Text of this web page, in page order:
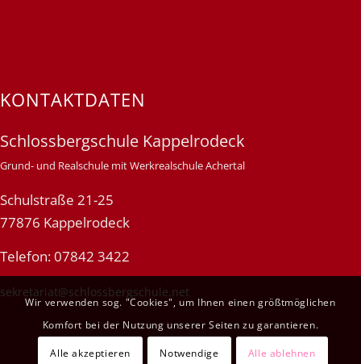
KONTAKTDATEN
Schlossbergschule Kappelrodeck
Grund- und Realschule mit Werkrealschule Achertal
Schulstraße 21-25
77876 Kappelrodeck
Telefon: 07842 3422
sekretariat@schlossbergschule.net
Wir verwenden sog. "Cookies", um Ihnen einen größtmöglichen
Komfort bei der Nutzung unserer Seiten zu garantieren.
Alle akzeptieren Notwendige Alle ablehnen